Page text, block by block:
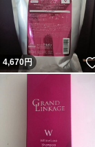
4,670円